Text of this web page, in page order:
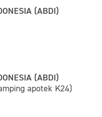
(ABDI)
(ABDI)
apotek K24)